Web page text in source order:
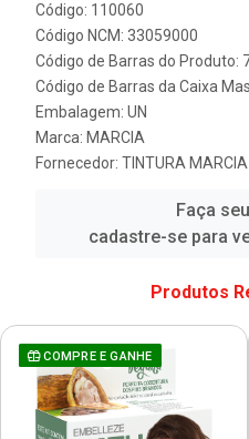
Código: 110060
Código NCM: 33059000
Código de Barras do Produto:
Código de Barras da Caixa
Embalagem: UN
Marca: MARCIA
Fornecedor: TINTURA MARCIA
Faça
cadastre-se para
Produtos
COMPRE E GANHE